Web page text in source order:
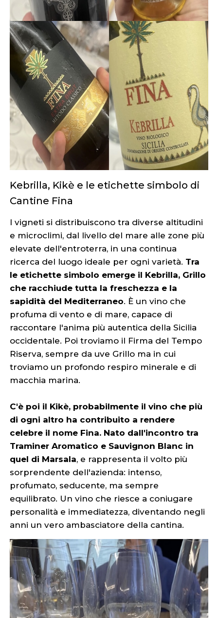
Kebrilla, Kikè e le etichette simbolo di
Cantine Fina
I vigneti si distribuiscono tra diverse altitudini
e microclimi, dal livello del mare alle zone più
elevate dell'entroterra, in una continua
ricerca del luogo ideale per ogni varietà. Tra
le etichette simbolo emerge il Kebrilla, Grillo
che racchiude tutta la freschezza e la
sapidità del Mediterraneo. È un vino che
profuma di vento e di mare, capace di
raccontare l'anima più autentica della Sicilia
occidentale. Poi troviamo il Firma del Tempo
Riserva, sempre da uve Grillo ma in cui
troviamo un profondo respiro minerale e di
macchia marina.
C'è poi il Kikè, probabilmente il vino che più
di ogni altro ha contribuito a rendere
celebre il nome Fina. Nato dall'incontro tra
Traminer Aromatico e Sauvignon Blanc in
quel di Marsala, e rappresenta il volto più
sorprendente dell'azienda: intenso,
profumato, seducente, ma sempre
equilibrato. Un vino che riesce a coniugare
personalità e immediatezza, diventando negli
anni un vero ambasciatore della cantina.